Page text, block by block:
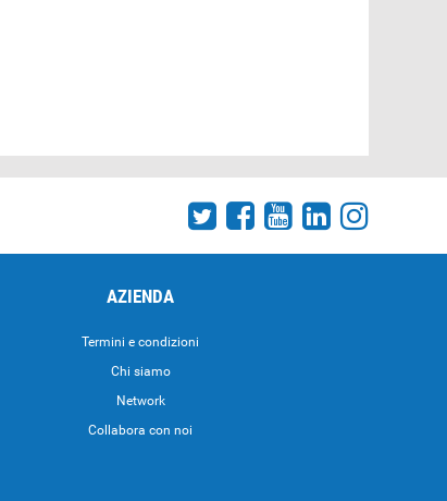
AZIENDA
Termini e condizioni
Chi siamo
Network
Collabora con noi